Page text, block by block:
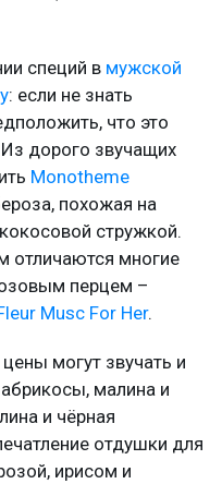
специй в мужской
: если не знать
что это
Из дорого звучащих
Monotheme
похожая на
стружкой.
отличаются многие
перцем –
Musc For Her.
могут звучать и
малина и
и чёрная
отдушки для
ирисом и